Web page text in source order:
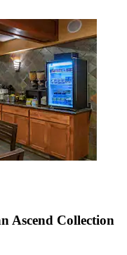
Ascend Collection